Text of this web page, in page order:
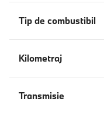
Tip de combustibil
Kilometraj
Transmisie